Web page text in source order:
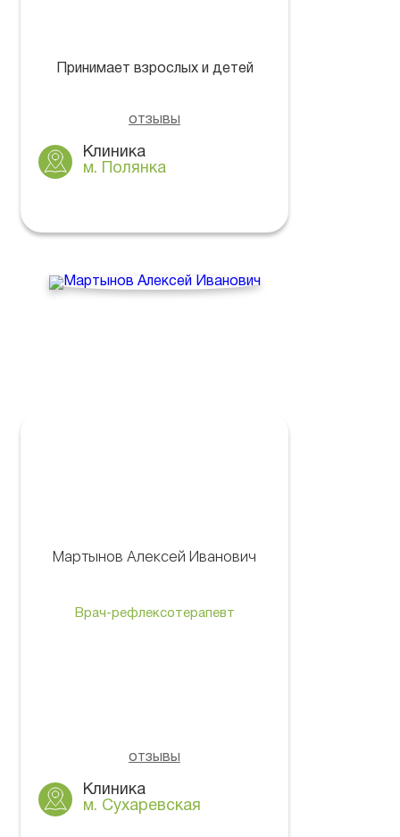
Принимает взрослых и детей
отзывы
Клиника
м. Полянка
Мартынов Алексей Иванович
Врач-рефлексотерапевт
отзывы
Клиника
м. Сухаревская